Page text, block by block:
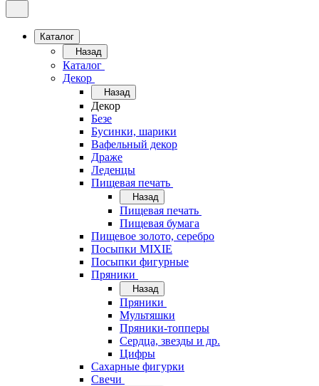
Каталог
Назад
Каталог
Декор
Назад
Декор
Безе
Бусинки, шарики
Вафельный декор
Драже
Леденцы
Пищевая печать
Назад
Пищевая печать
Пищевая бумага
Пищевое золото, серебро
Посыпки MIXIE
Посыпки фигурные
Пряники
Назад
Пряники
Мультяшки
Пряники-топперы
Сердца, звезды и др.
Цифры
Сахарные фигурки
Свечи